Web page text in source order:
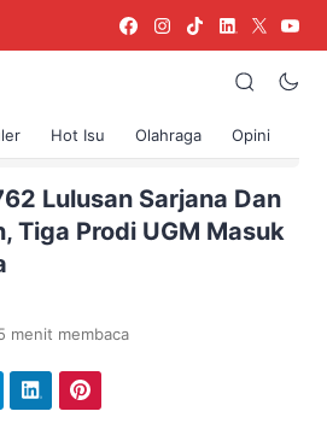
Hot Isu Olahraga Opini
Lulusan Sarjana Dan
Tiga Prodi UGM Masuk
menit membaca